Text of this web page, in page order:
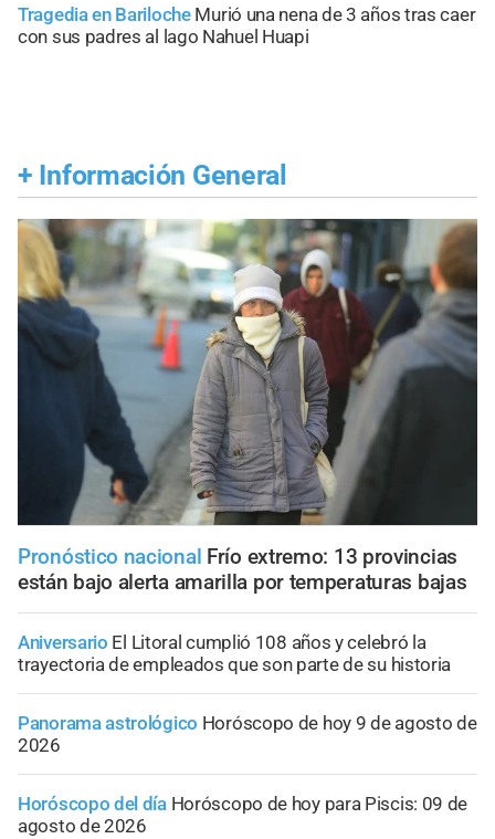
Tragedia en Bariloche Murió una nena de 3 años tras caer
con sus padres al lago Nahuel Huapi
+ Información General
Pronóstico nacional Frío extremo: 13 provincias
están bajo alerta amarilla por temperaturas bajas
Aniversario El Litoral cumplió 108 años y celebró la
trayectoria de empleados que son parte de su historia
Panorama astrológico Horóscopo de hoy 9 de agosto de
2026
Horóscopo del día Horóscopo de hoy para Piscis: 09 de
agosto de 2026